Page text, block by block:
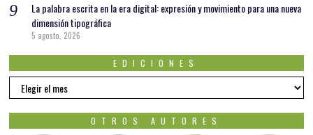
La palabra escrita en la era digital: expresión y movimiento para una nueva
dimensión tipográfica
5 agosto, 2026
EDICIONES
EDICIONES
OTROS AUTORES